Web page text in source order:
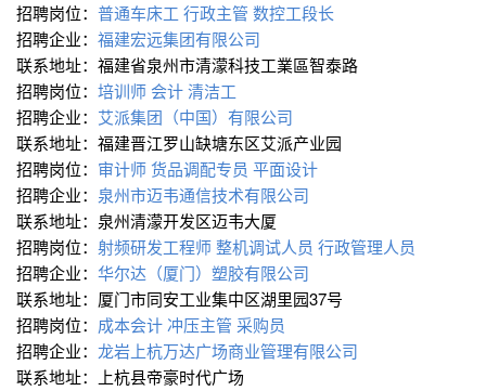
招聘岗位： 普通车床工 行政主管 数控工段长
招聘企业： 福建宏远集团有限公司
联系地址：福建省泉州市清濛科技工業區智泰路
招聘岗位： 培训师会计清洁工
招聘企业： 艾派集团（中国）有限公司
联系地址：福建晋江罗山缺塘东区艾派产业园
招聘岗位： 审计师货品调配专员 平面设计
招聘企业： 泉州市迈韦通信技术有限公司
联系地址：泉州清濛开发区迈韦大厦
招聘岗位： 射频研发工程师整机调试人员 行政管理人员
招聘企业： 华尔达（厦门）塑胶有限公司
联系地址：厦门市同安工业集中区湖里园37号
招聘岗位： 成本会计 冲压主管 采购员
招聘企业： 龙岩上杭万达广场商业管理有限公司
联系地址：上杭县帝豪时代广场